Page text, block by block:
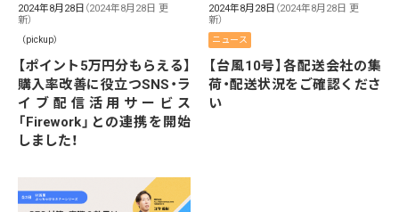
2024年8月28日 （2024年8月28日 更
新）
（pickup）
【ポイント5万円分もらえる】
購入率改善に役立つSNS・ラ
イブ配信活用サービス
「Firework」との連携を開始
しました！
2024年8月28日 （2024年8月28日 更
新）
ニュース
【台風10号】各配送会社の集
荷・配送状況をご確認くださ
い